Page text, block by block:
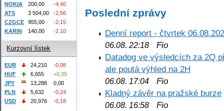
Poslední zprávy
Denní report - čtvrtek
06.08. 22:18 Fio
Datadog ve výsledcích za 2Q
ale poutá výhled na 2H
06.08. 17:04 Fio
Kladný závěr na pražské burze
06.08. 16:58 Fio
NOKIA
200,00
-4,40
ATS
3 504,00
-2,56
CZGCE
955,00
-2,15
KARIN
140,00 -2,10
Kurzovní lístek
EUR 24,210
-0,08
HUF
6,655
+0,35
JPY
13,288
0,00
PLN
5,632
-0,24
USD
20,976 -0,18